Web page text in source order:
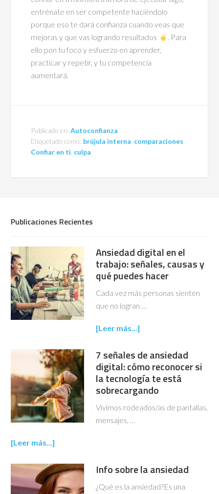
entrénate en ser competente haciéndolo
porque eso te dará confianza cuando veas que
mejoras y que vas logrando resultados
. Para
ello pon tu foco y esfuerzo en aprender,
practicar y repetir, y tu competencia
aumentará.
Publicado en:Autoconfianza
Etiquetado como: brújula interna comparaciones
Confiar en ti culpa
Publicaciones Recientes
Ansiedad digital en el
trabajo: señales, causas y
qué puedes hacer
Cada vez más personas sienten
que no logran …
[Leer más...]
7 señales de ansiedad
digital: cómo reconocer si
la tecnología te está
sobrecargando
Vivimos rodeados/as de pantallas,
mensajes, …
[Leer más...]
Info sobre la ansiedad
¿Qué es la ansiedad?Es una